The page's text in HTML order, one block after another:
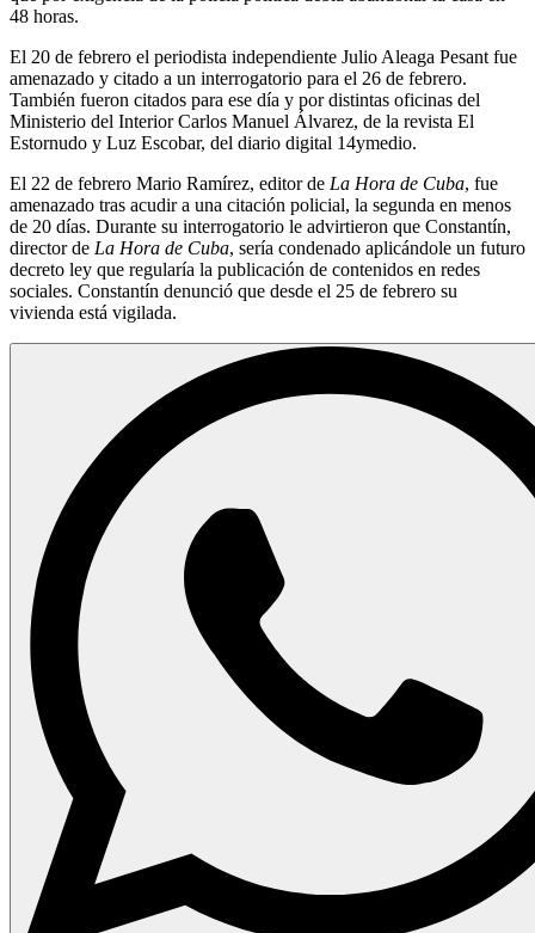
48 horas.
El 20 de febrero el periodista independiente Julio Aleaga Pesant fue
amenazado y citado a un interrogatorio para el 26 de febrero.
También fueron citados para ese día y por distintas oficinas del
Ministerio del Interior Carlos Manuel Álvarez, de la revista El
Estornudo y Luz Escobar, del diario digital 14ymedio.
El 22 de febrero Mario Ramírez, editor de La Hora de Cuba, fue
amenazado tras acudir a una citación policial, la segunda en menos
de 20 días. Durante su interrogatorio le advirtieron que Constantín,
director de La Hora de Cuba, sería condenado aplicándole un futuro
decreto ley que regularía la publicación de contenidos en redes
sociales. Constantín denunció que desde el 25 de febrero su
vivienda está vigilada.